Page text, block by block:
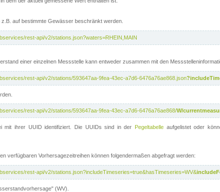
auf bestimmte Gewässer beschränkt werden.
rest-api/v2/stations.json?waters=RHEIN,MAIN
einer einzelnen Messstelle kann entweder zusammen mit den
rest-api/v2/stations/593647aa-9fea-43ec-a7d6-6476a76ae868.json
rest-api/v2/stations/593647aa-9fea-43ec-a7d6-6476a76ae868/W/
mit ihrer UUID identifiziert. Die UUIDs sind in der Pegeltabelleaufgelistet oder
verfügbaren Vorhersagezeitreihen können folgendermaßen abgefragt werden:
rest-api/v2/stations.json?includeTimeseries=true&hasTimeseries=WV&
(WV).